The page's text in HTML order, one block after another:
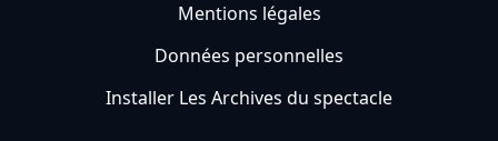
Mentions légales
Données personnelles
Installer Les Archives du spectacle